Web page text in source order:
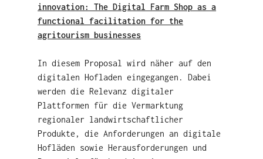
innovation: The Digital Farm Shop as a
functional facilitation for the
agritourism businesses
In diesem Proposal wird näher auf den
digitalen Hofladen eingegangen. Dabei
werden die Relevanz digitaler
Plattformen für die Vermarktung
regionaler landwirtschaftlicher
Produkte, die Anforderungen an digitale
Hofläden sowie Herausforderungen und